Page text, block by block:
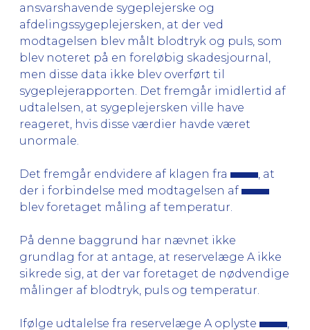
ansvarshavende sygeplejerske og
afdelingssygeplejersken, at der ved
modtagelsen blev målt blodtryk og puls, som
blev noteret på en foreløbig skadesjournal,
men disse data ikke blev overført til
sygeplejerapporten. Det fremgår imidlertid af
udtalelsen, at sygeplejersken ville have
reageret, hvis disse værdier havde været
unormale.
Det fremgår endvidere af klagen fra
, at
der i forbindelse med modtagelsen af
blev foretaget måling af temperatur.
På denne baggrund har nævnet ikke
grundlag for at antage, at reservelæge A ikke
sikrede sig, at der var foretaget de nødvendige
målinger af blodtryk, puls og temperatur.
Ifølge udtalelse fra reservelæge A oplyste